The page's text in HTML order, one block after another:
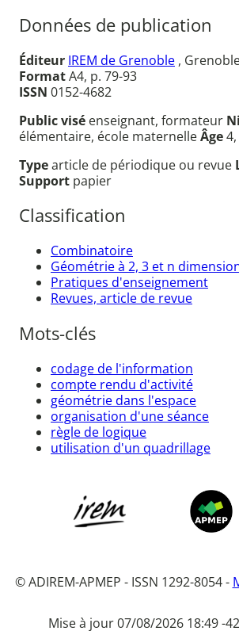
Données de publication
Éditeur IREM de Grenoble ,
FormatA4, p. 79-93
ISSN 0152-4682
Public visé enseignant, formateur
élémentaire, école maternelleÂge
Typearticle de périodique ou revue
Support papier
Classification
Combinatoire
Géométrie à 2, 3 et n
Pratiques d'enseignement
Revues, article de revue
Mots-clés
codage de l'information
compte rendu d'activité
géométrie dans l'espace
organisation d'une séance
règle de logique
utilisation d'un quadrillage
© ADIREM-APMEP - ISSN 1292-8054 -
Mise à jour 07/08/2026 18:49 -